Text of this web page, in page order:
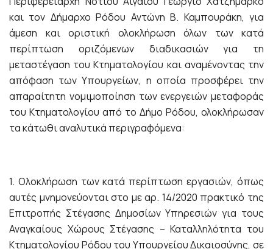
και τον Δήμαρχο Ρόδου Αντώνη Β. Καμπουράκη, για
άμεση και οριστική ολοκλήρωση όλων των κατά
περίπτωση οριζόμενων διαδικασιών για τη
μεταστέγαση του Κτηματολογίου και αναμένοντας την
απόφαση των Υπουργείων, η οποία προσφέρει την
απαραίτητη νομιμοποίηση των ενεργειών μεταφοράς
του Κτηματολογίου από το Δήμο Ρόδου, ολοκλήρωσαν
τα κάτωθι αναλυτικά περιγραφόμενα:
1. Ολοκλήρωση των κατά περίπτωση εργασιών, όπως
αυτές μνημονεύονται στο με αρ. 14/2020 πρακτικό της
Επιτροπής Στέγασης Δημοσίων Υπηρεσιών για τους
Αναγκαίους Χώρους Στέγασης – Καταλληλότητα του
Κτηματολογίου Ρόδου του Υπουργείου Δικαιοσύνης, σε